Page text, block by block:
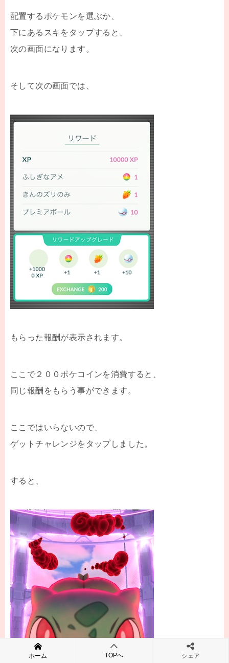
配置するポケモンを選ぶか、
下にあるスキをタップすると、
次の画面になります。
そして次の画面では、
もらった報酬が表示されます。
ここで２００ポケコインを消費すると、
同じ報酬をもらう事ができます。
ここではいらないので、
ゲットチャレンジをタップしました。
すると、
ホーム TOPへ シェア